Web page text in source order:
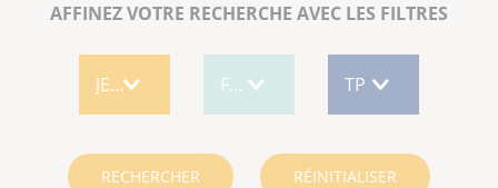
AFFINEZ VOTRE RECHERCHE AVEC LES FILTRES
RECHERCHER RÉINITIALISER